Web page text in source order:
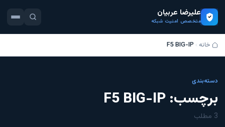
علیرضا عربیان
متخصص امنیت شبکه
خانه F5 BIG-IP
دسته‌بندی
برچسب: F5 BIG-IP
3 مطلب